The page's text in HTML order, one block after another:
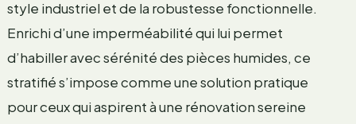
style industriel et de la robustesse fonctionnelle.
Enrichi d’une imperméabilité qui lui permet
d’habiller avec sérénité des pièces humides, ce
stratifié s’impose comme une solution pratique
pour ceux qui aspirent à une rénovation sereine